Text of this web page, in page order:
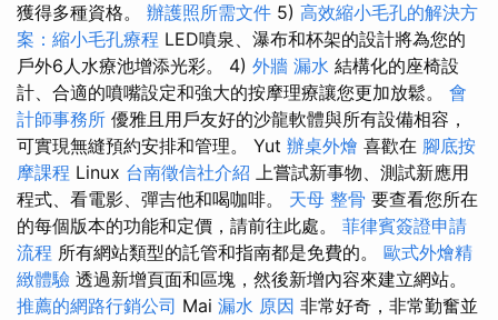
獲得多種資格。 辦護照所需文件 5) 高效縮小毛孔的解決方
案：縮小毛孔療程 LED噴泉、瀑布和杯架的設計將為您的
戶外6人水療池增添光彩。 4) 外牆 漏水 結構化的座椅設
計、合適的噴嘴設定和強大的按摩理療讓您更加放鬆。 會
計師事務所 優雅且用戶友好的沙龍軟體與所有設備相容，
可實現無縫預約安排和管理。 Yut 辦桌外燴 喜歡在 腳底按
摩課程 Linux 台南徵信社介紹 上嘗試新事物、測試新應用
程式、看電影、彈吉他和喝咖啡。 天母 整骨 要查看您所在
的每個版本的功能和定價，請前往此處。 菲律賓簽證申請
流程 所有網站類型的託管和指南都是免費的。 歐式外燴精
緻體驗 透過新增頁面和區塊，然後新增內容來建立網站。
推薦的網路行銷公司 Mai 漏水 原因 非常好奇，非常勤奮並